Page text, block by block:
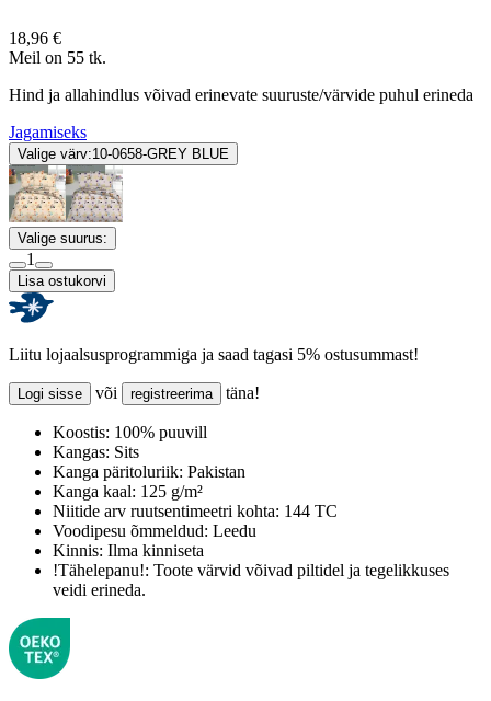
18,96 €
Meil on 55 tk.
Hind ja allahindlus võivad erinevate suuruste/värvide puhul erineda
Jagamiseks
Valige värv:10-0658-GREY BLUE
Valige suurus:
1
Lisa ostukorvi
Liitu lojaalsusprogrammiga ja saad tagasi 5% ostusummast!
Logi sisse või registreerima täna!
Koostis: 100% puuvill
Kangas: Sits
Kanga päritoluriik: Pakistan
Kanga kaal: 125 g/m²
Niitide arv ruutsentimeetri kohta: 144 TC
Voodipesu õmmeldud: Leedu
Kinnis: Ilma kinniseta
!Tähelepanu!: Toote värvid võivad piltidel ja tegelikkuses
veidi erineda.